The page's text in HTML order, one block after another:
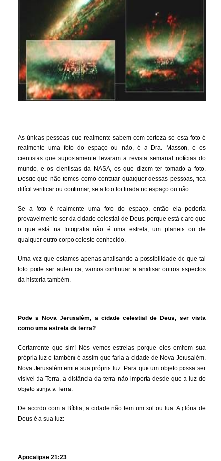
As únicas pessoas que realmente sabem com certeza se esta foto é
realmente uma foto do espaço ou não, é a Dra. Masson, e os
cientistas que supostamente levaram a revista semanal notícias do
mundo, e os cientistas da NASA, os que dizem ter tomado a foto.
Desde que não temos como contatar qualquer dessas pessoas, fica
difícil verificar ou confirmar, se a foto foi tirada no espaço ou não.
Se a foto é realmente uma foto do espaço, então ela poderia
provavelmente ser da cidade celestial de Deus, porque está claro que
o que está na fotografia não é uma estrela, um planeta ou de
qualquer outro corpo celeste conhecido.
Uma vez que estamos apenas analisando a possibilidade de que tal
foto pode ser autentica, vamos continuar a analisar outros aspectos
da história também.
Pode a Nova Jerusalém, a cidade celestial de Deus, ser vista
como uma estrela da terra?
Certamente que sim! Nós vemos estrelas porque eles emitem sua
própria luz e também é assim que faria a cidade de Nova Jerusalém.
Nova Jerusalém emite sua própria luz. Para que um objeto possa ser
visível da Terra, a distância da terra não importa desde que a luz do
objeto atinja a Terra.
De acordo com a Bíblia, a cidade não tem um sol ou lua. A glória de
Deus é a sua luz:
Apocalipse 21:23